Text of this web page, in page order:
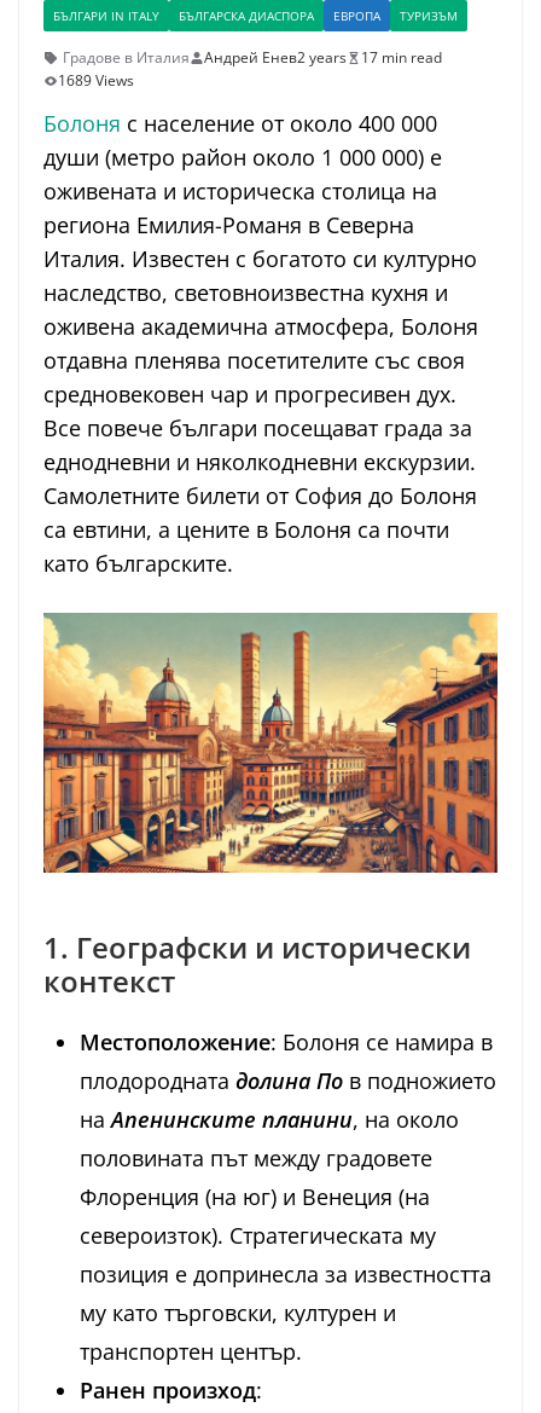
БЪЛГАРИ IN ITALY БЪЛГАРСКА ДИАСПОРА ЕВРОПА ТУРИЗЪМ
Градове в Италия Андрей Енев2 years
17 min read
1689 Views
Болоня с население от около 400 000
души (метро район около 1 000 000) е
оживената и историческа столица на
региона Емилия-Романя в Северна
Италия. Известен с богатото си културно
наследство, световноизвестна кухня и
оживена академична атмосфера, Болоня
отдавна пленява посетителите със своя
средновековен чар и прогресивен дух.
Все повече българи посещават града за
еднодневни и няколкодневни екскурзии.
Самолетните билети от София до Болоня
са евтини, а цените в Болоня са почти
като българските.
1. Географски и исторически
контекст
Местоположение: Болоня се намира в
плодородната долина По в подножието
наАпенинските планини, на около
половината път между градовете
Флоренция (на юг) и Венеция (на
североизток). Стратегическата му
позиция е допринесла за известността
му като търговски, културен и
транспортен център.
Ранен произход: